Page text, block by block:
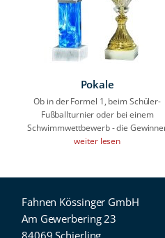
Pokale
Ob in der Formel 1, beim Schüler-
Fußballturnier oder bei einem
Schwimmwettbewerb - die
weiter lesen
Fahnen Kössinger GmbH
Am Gewerbering 23
84069 Schierling